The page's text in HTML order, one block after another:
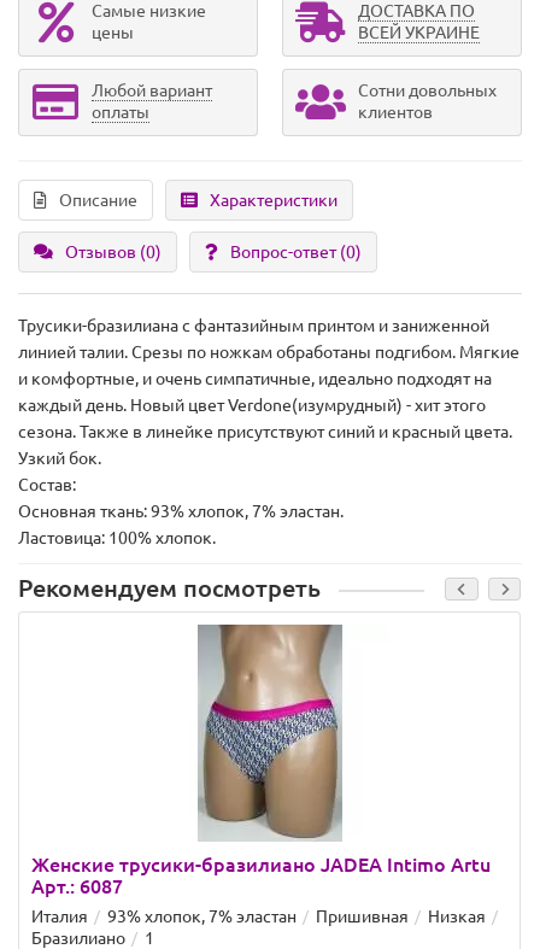
Самые низкие
цены
ДОСТАВКА ПО
ВСЕЙ УКРАИНЕ
Любой вариант
оплаты
Сотни довольных
клиентов
Описание Характеристики
Отзывов (0) Вопрос-ответ(0)
Трусики-бразилиана с фантазийным принтом и заниженной
линией талии. Срезы по ножкам обработаны подгибом. Мягкие
и комфортные, и очень симпатичные, идеально подходят на
каждый день. Новый цвет Verdone(изумрудный) - хит этого
сезона. Также в линейке присутствуют синий и красный цвета.
Узкий бок.
Состав:
Основная ткань: 93% хлопок, 7% эластан.
Ластовица: 100% хлопок.
Рекомендуем посмотреть
Женские трусики-бразилиано JADEA Intimo Artu
Арт.: 6087
Италия 93% хлопок, 7% эластан Пришивная
Низкая
Бразилиано
1